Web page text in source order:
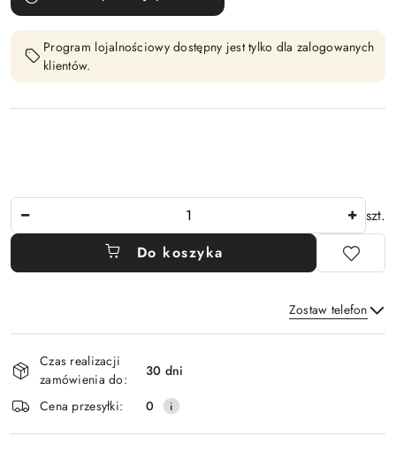
Program lojalnościowy dostępny jest tylko dla zalogowanych
klientów.
szt.
Do koszyka
Zostaw telefon
i
dostawa
Czas realizacji
zamówienia do:
30 dni
Cena przesyłki:
0